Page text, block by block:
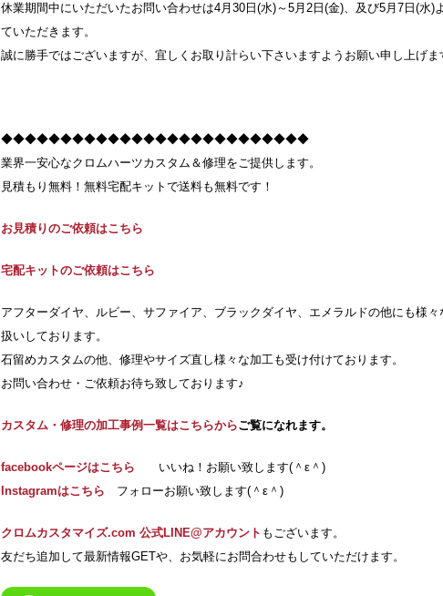
休業期間中にいただいたお問い合わせは4月30日(水)～5月2日(金)、及び5月7日(水)
ていただきます。
誠に勝手ではございますが、宜しくお取り計らい下さいますようお願い申し上げま
◆◆◆◆◆◆◆◆◆◆◆◆◆◆◆◆◆◆◆◆◆◆◆◆◆◆
業界一安心なクロムハーツカスタム＆修理をご提供します。
見積もり無料！無料宅配キットで送料も無料です！
お見積りのご依頼はこちら
宅配キットのご依頼はこちら
アフターダイヤ、ルビー、サファイア、ブラックダイヤ、エメラルドの他にも様々
扱いしております。
石留めカスタムの他、修理やサイズ直し様々な加工も受け付けております。
お問い合わせ・ご依頼お待ち致しております♪
カスタム・修理の加工事例一覧はこちらからご覧になれます。
facebookページはこちら いいね！お願い致します(＾ε＾)
Instagramはこちら フォローお願い致します(＾ε＾)
クロムカスタマイズ.com 公式LINE@アカウント もございます。
友だち追加して最新情報GETや、お気軽にお問合わせもしていただけます。